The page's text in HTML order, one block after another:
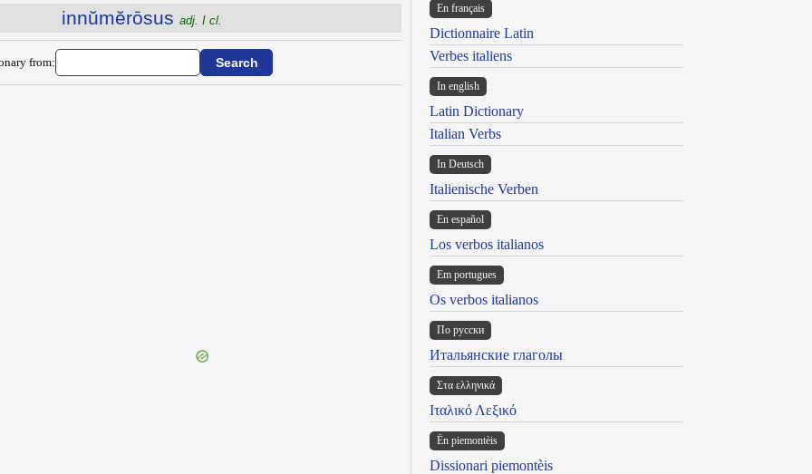
innŭmĕrōsus adj. I cl.
from:
En français
Dictionnaire Latin
Verbes italiens
In english
Latin Dictionary
Italian Verbs
In Deutsch
Italienische Verben
En español
Los verbos italianos
Em portugues
Os verbos italianos
По русски
Итальянские глаголы
Στα ελληνικά
Ιταλικό Λεξικό
Ën piemontèis
Dissionari piemontèis